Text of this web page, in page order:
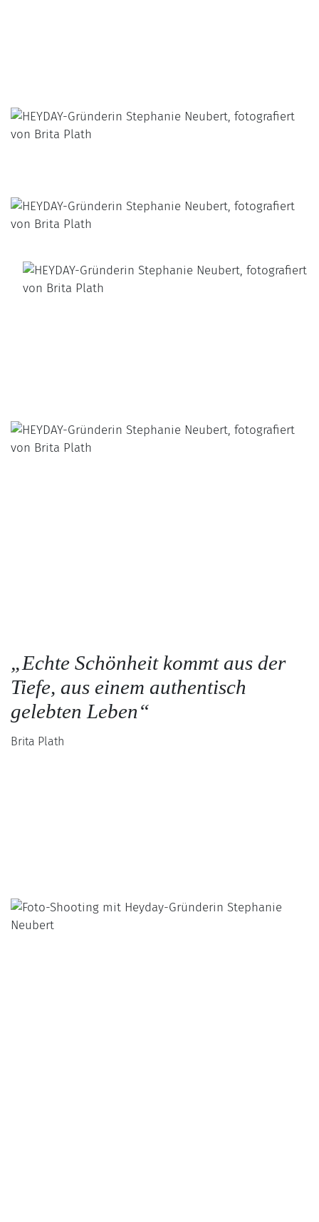
„Echte Schönheit kommt aus der
Tiefe, aus einem authentisch
gelebten Leben“
Brita Plath